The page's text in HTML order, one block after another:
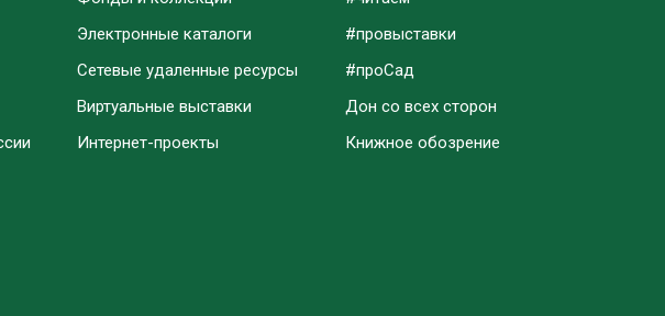
Электронные каталоги
Сетевые удаленные ресурсы
Виртуальные выставки
Интернет-проекты
#провыставки
#проСад
Дон со всех сторон
Книжное обозрение